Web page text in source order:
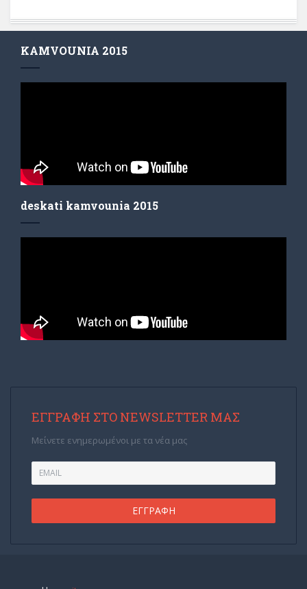
KAMVOUNIA 2015
deskati kamvounia 2015
ΕΓΓΡΑΦΉ ΣΤΟ NEWSLETTER ΜΑΣ
Μείνετε ενημερωμένοι με τα νέα μας